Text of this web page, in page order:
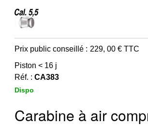
Paintball
Comprimé‣
‣
Accueil
Prix public conseillé : 229, 00 € TTC
Piston < 16 j
Réf. : CA383
Dispo
Carabine à air